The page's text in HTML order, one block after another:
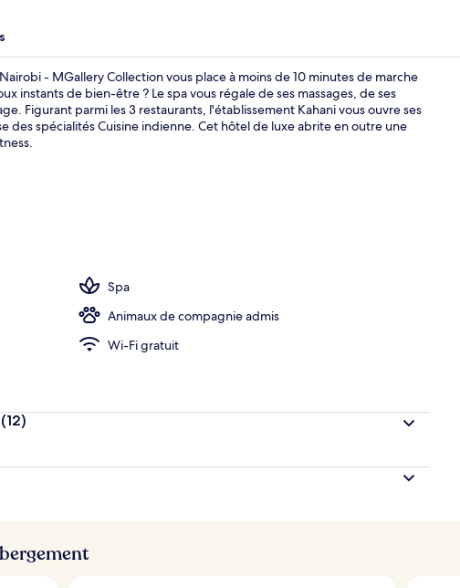
Coin salon
- MGallery Collection vous place à moins de 10 minutes de marche
instants de bien-être ? Le spa vous régale de ses massages, de ses
Figurant parmi les 3 restaurants, l'établissement Kahani vous ouvre ses
des spécialités Cuisine indienne. Cet hôtel de luxe abrite en outre une
Spa
Animaux de compagnie admis
Wi-Fi gratuit
(12)